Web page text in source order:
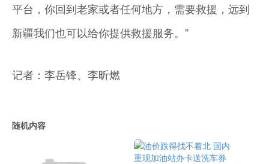
平台，你回到老家或者任何地方，需要救援，远到
新疆我们也可以给你提供救援服务。”
记者：李岳锋、李昕燃
随机内容